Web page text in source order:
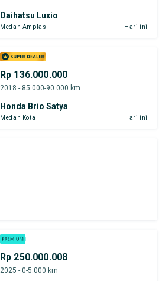
Daihatsu Luxio
Medan Amplas Hari ini
Rp 136.000.000
2018 - 85.000-90.000 km
Honda Brio Satya
Medan Kota Hari ini
Rp 250.000.008
2025 - 0-5.000 km